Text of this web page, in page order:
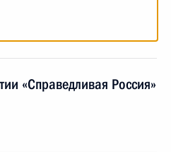
«Справедливая Россия»